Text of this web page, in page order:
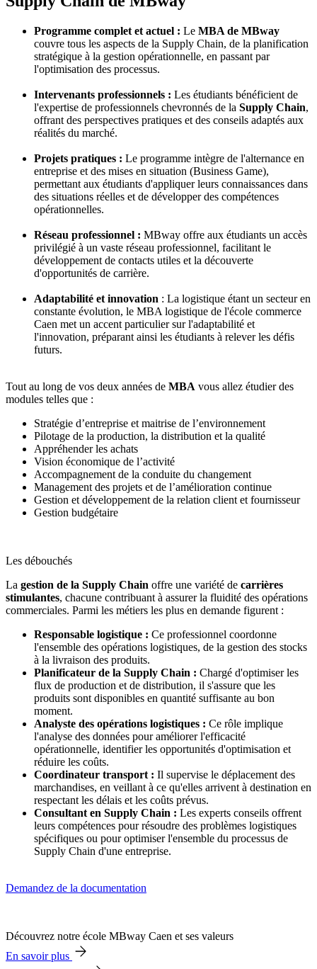
Programme complet et actuel : Le MBA de MBway
couvre tous les aspects de la Supply Chain, de la planification
stratégique à la gestion opérationnelle, en passant par
l'optimisation des processus.
Intervenants professionnels : Les étudiants bénéficient de
l'expertise de professionnels chevronnés de la Supply Chain,
offrant des perspectives pratiques et des conseils adaptés aux
réalités du marché.
Projets pratiques : Le programme intègre de l'alternance en
entreprise et des mises en situation (Business Game),
permettant aux étudiants d'appliquer leurs connaissances dans
des situations réelles et de développer des compétences
opérationnelles.
Réseau professionnel : MBway offre aux étudiants un accès
privilégié à un vaste réseau professionnel, facilitant le
développement de contacts utiles et la découverte
d'opportunités de carrière.
Adaptabilité et innovation : La logistique étant un secteur en
constante évolution, le MBA logistique de l'école commerce
Caen met un accent particulier sur l'adaptabilité et
l'innovation, préparant ainsi les étudiants à relever les défis
futurs.
Tout au long de vos deux années de MBA vous allez étudier des
modules telles que :
Stratégie d’entreprise et maitrise de l’environnement
Pilotage de la production, la distribution et la qualité
Appréhender les achats
Vision économique de l’activité
Accompagnement de la conduite du changement
Management des projets et de l’amélioration continue
Gestion et développement de la relation client et fournisseur
Gestion budgétaire
Les débouchés
La gestion de la Supply Chain offre une variété de carrières
stimulantes, chacune contribuant à assurer la fluidité des opérations
commerciales. Parmi les métiers les plus en demande figurent :
Responsable logistique : Ce professionnel coordonne
l'ensemble des opérations logistiques, de la gestion des stocks
à la livraison des produits.
Planificateur de la Supply Chain : Chargé d'optimiser les
flux de production et de distribution, il s'assure que les
produits sont disponibles en quantité suffisante au bon
moment.
Analyste des opérations logistiques : Ce rôle implique
l'analyse des données pour améliorer l'efficacité
opérationnelle, identifier les opportunités d'optimisation et
réduire les coûts.
Coordinateur transport : Il supervise le déplacement des
marchandises, en veillant à ce qu'elles arrivent à destination en
respectant les délais et les coûts prévus.
Consultant en Supply Chain : Les experts conseils offrent
leurs compétences pour résoudre des problèmes logistiques
spécifiques ou pour optimiser l'ensemble du processus de
Supply Chain d'une entreprise.
Demandez de la documentation
Découvrez notre école MBway Caen et ses valeurs
En savoir plus